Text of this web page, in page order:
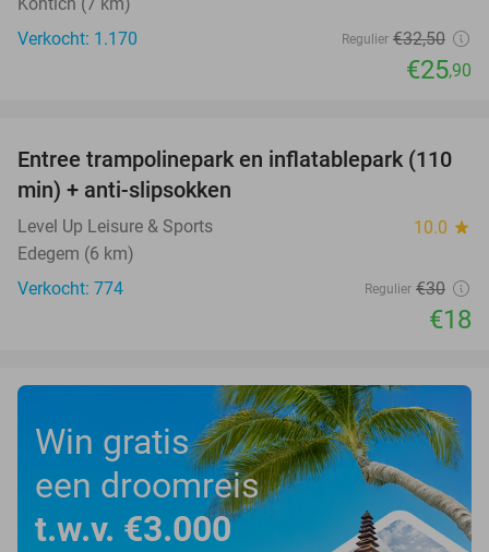
Verkocht: 1.170
Regulier €32,50
€25,90
40%
Entree trampolinepark en inflatablepark (110
min) + anti-slipsokken
Level Up Leisure & Sports 10.0 star
Edegem (6 km)
Verkocht: 774
Regulier €30
€18
Win gratis
een droomreis
t.w.v. €3.000